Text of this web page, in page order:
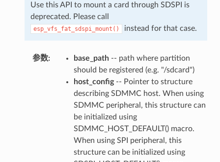
Use this API to mount a card through SDSPI is
deprecated. Please call
esp_vfs_fat_sdspi_mount() instead for that case.
参数: base_path-- path where partition
should be registered (e.g. "/sdcard")
host_config-- Pointer to structure
describing SDMMC host. When using
SDMMC peripheral, this structure can
be initialized using
SDMMC_HOST_DEFAULT() macro.
When using SPI peripheral, this
structure can be initialized using